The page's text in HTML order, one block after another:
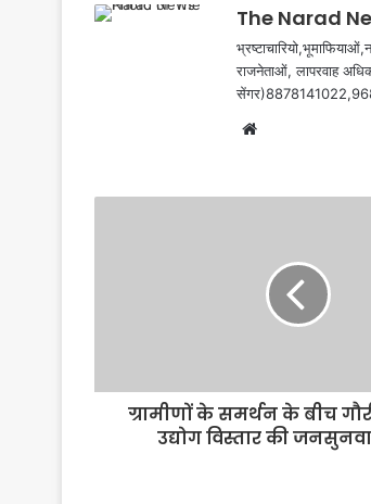
The Narad
राजनेताओं, लापरवाह
Website
ग्रामीणों के समर्थन के बीच
उद्योग विस्तार की